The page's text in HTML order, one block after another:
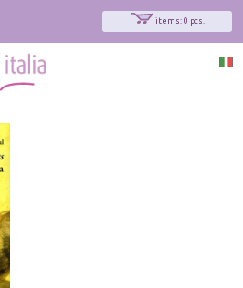
items: 0 pcs.
ai nostri libri?
alla nostra newsletter!
delle nostre novità, potrai
cancellarti quando desideri.